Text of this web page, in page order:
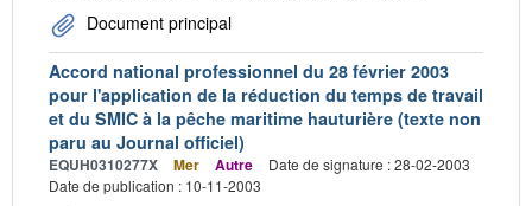
Document principal
Accord national professionnel du 28 février 2003
pour l'application de la réduction du temps de travail
et du SMIC à la pêche maritime hauturière (texte non
paru au Journal officiel)
EQUH0310277X Mer Autre
Date de signature : 28-02-2003
Date de publication : 10-11-2003